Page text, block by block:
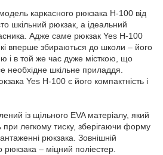
каркасного рюкзака H-100 від
шкільний рюкзак, а ідеальний
Адже саме рюкзак Yes H-100
вперше збираються до школи – його
і в той же час дуже місткою, що
необхідне шкільне приладдя.
Yes H-100 є його компактність і
із щільного EVA матеріалу, який
при легкому тиску, зберігаючи форму
рюкзака. Зовнішній
– міцний поліестер.